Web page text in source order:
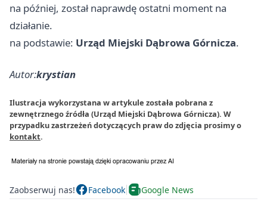
na później, został naprawdę ostatni moment na
działanie.
na podstawie: Urząd Miejski Dąbrowa Górnicza.
Autor:krystian
Ilustracja wykorzystana w artykule została pobrana z
zewnętrznego źródła (Urząd Miejski Dąbrowa Górnicza). W
przypadku zastrzeżeń dotyczących praw do zdjęcia prosimy o
kontakt.
Zaobserwuj nas! Facebook Google News